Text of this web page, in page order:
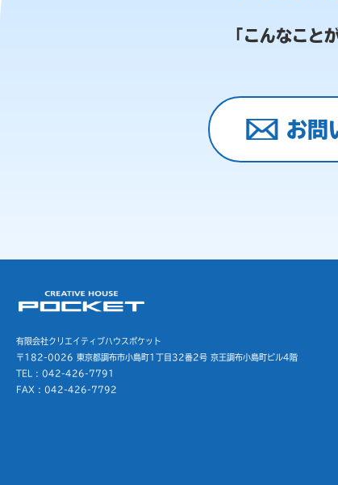
「こんなこと
お問
有限会社クリエイティブハウスポケット
〒182-0026 東京都調布市小島町1丁目32番2号京王調布小島町ビル4階
TEL : 042-426-7791
FAX : 042-426-7792